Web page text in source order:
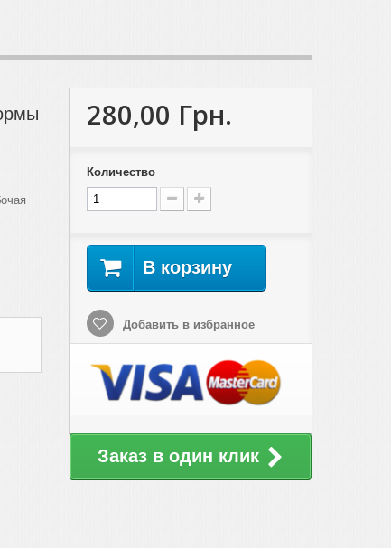
280,00 Грн.
Количество
В корзину
Добавить в избранное
Заказ в один клик